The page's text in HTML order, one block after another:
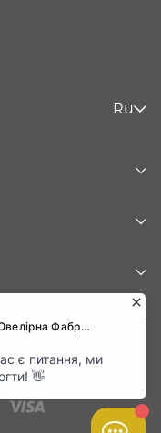
Ru